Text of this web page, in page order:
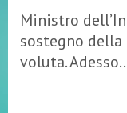
Ministro
sostegno
voluta.